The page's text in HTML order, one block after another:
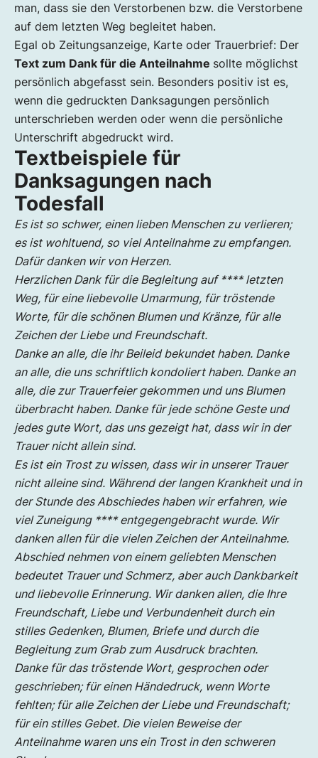
man, dass sie den Verstorbenen bzw. die Verstorbene
auf dem letzten Weg begleitet haben.
Egal ob Zeitungsanzeige, Karte oder Trauerbrief: Der
Text zum Dank für die Anteilnahme sollte möglichst
persönlich abgefasst sein. Besonders positiv ist es,
wenn die gedruckten Danksagungen persönlich
unterschrieben werden oder wenn die persönliche
Unterschrift abgedruckt wird.
Textbeispiele für
Danksagungen nach
Todesfall
Es ist so schwer, einen lieben Menschen zu verlieren;
es ist wohltuend, so viel Anteilnahme zu empfangen.
Dafür danken wir von Herzen.
Herzlichen Dank für die Begleitung auf **** letzten
Weg, für eine liebevolle Umarmung, für tröstende
Worte, für die schönen Blumen und Kränze, für alle
Zeichen der Liebe und Freundschaft.
Danke an alle, die ihr Beileid bekundet haben. Danke
an alle, die uns schriftlich kondoliert haben. Danke an
alle, die zur Trauerfeier gekommen und uns Blumen
überbracht haben. Danke für jede schöne Geste und
jedes gute Wort, das uns gezeigt hat, dass wir in der
Trauer nicht allein sind.
Es ist ein Trost zu wissen, dass wir in unserer Trauer
nicht alleine sind. Während der langen Krankheit und in
der Stunde des Abschiedes haben wir erfahren, wie
viel Zuneigung **** entgegengebracht wurde. Wir
danken allen für die vielen Zeichen der Anteilnahme.
Abschied nehmen von einem geliebten Menschen
bedeutet Trauer und Schmerz, aber auch Dankbarkeit
und liebevolle Erinnerung. Wir danken allen, die Ihre
Freundschaft, Liebe und Verbundenheit durch ein
stilles Gedenken, Blumen, Briefe und durch die
Begleitung zum Grab zum Ausdruck brachten.
Danke für das tröstende Wort, gesprochen oder
geschrieben; für einen Händedruck, wenn Worte
fehlten; für alle Zeichen der Liebe und Freundschaft;
für ein stilles Gebet. Die vielen Beweise der
Anteilnahme waren uns ein Trost in den schweren